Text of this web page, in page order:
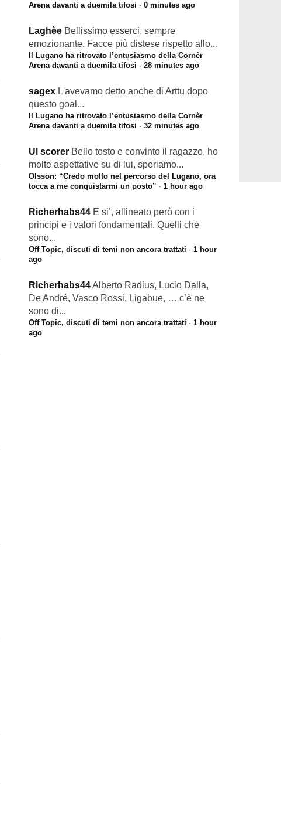
Arena davanti a duemila tifosi · 0 minutes ago
Laghèe Bellissimo esserci, sempre
emozionante. Facce più distese rispetto allo...
Il Lugano ha ritrovato l’entusiasmo della Cornèr
Arena davanti a duemila tifosi · 28 minutes ago
sagex L'avevamo detto anche di Arttu dopo
questo goal...
Il Lugano ha ritrovato l’entusiasmo della Cornèr
Arena davanti a duemila tifosi · 32 minutes ago
Ul scorer Bello tosto e convinto il ragazzo, ho
molte aspettative su di lui, speriamo...
Olsson: “Credo molto nel percorso del Lugano, ora
tocca a me conquistarmi un posto” · 1 hour ago
Richerhabs44 E si’, allineato però con i
principi e i valori fondamentali. Quelli che
sono...
Off Topic, discuti di temi non ancora trattati · 1 hour
ago
Richerhabs44Alberto Radius, Lucio Dalla,
De André, Vasco Rossi, Ligabue, … c’è ne
sono di...
Off Topic, discuti di temi non ancora trattati · 1 hour
ago